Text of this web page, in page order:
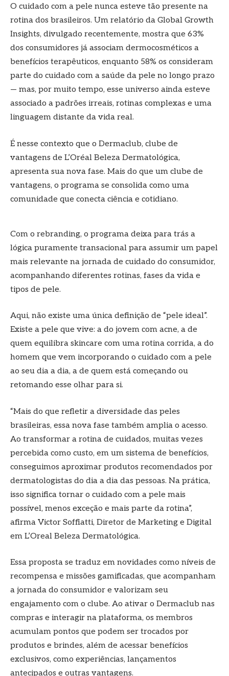
O cuidado com a pele nunca esteve tão presente na
rotina dos brasileiros. Um relatório da Global Growth
Insights, divulgado recentemente, mostra que 63%
dos consumidores já associam dermocosméticos a
benefícios terapêuticos, enquanto 58% os consideram
parte do cuidado com a saúde da pele no longo prazo
— mas, por muito tempo, esse universo ainda esteve
associado a padrões irreais, rotinas complexas e uma
linguagem distante da vida real.
É nesse contexto que o Dermaclub, clube de
vantagens de L’Oréal Beleza Dermatológica,
apresenta sua nova fase. Mais do que um clube de
vantagens, o programa se consolida como uma
comunidade que conecta ciência e cotidiano.
Com o rebranding, o programa deixa para trás a
lógica puramente transacional para assumir um papel
mais relevante na jornada de cuidado do consumidor,
acompanhando diferentes rotinas, fases da vida e
tipos de pele.
Aqui, não existe uma única definição de “pele ideal”.
Existe a pele que vive: a do jovem com acne, a de
quem equilibra skincare com uma rotina corrida, a do
homem que vem incorporando o cuidado com a pele
ao seu dia a dia, a de quem está começando ou
retomando esse olhar para si.
“Mais do que refletir a diversidade das peles
brasileiras, essa nova fase também amplia o acesso.
Ao transformar a rotina de cuidados, muitas vezes
percebida como custo, em um sistema de benefícios,
conseguimos aproximar produtos recomendados por
dermatologistas do dia a dia das pessoas. Na prática,
isso significa tornar o cuidado com a pele mais
possível, menos exceção e mais parte da rotina”,
afirma Victor Soffiatti, Diretor de Marketing e Digital
em L’Oreal Beleza Dermatológica.
Essa proposta se traduz em novidades como níveis de
recompensa e missões gamificadas, que acompanham
a jornada do consumidor e valorizam seu
engajamento com o clube. Ao ativar o Dermaclub nas
compras e interagir na plataforma, os membros
acumulam pontos que podem ser trocados por
produtos e brindes, além de acessar benefícios
exclusivos, como experiências, lançamentos
antecipados e outras vantagens.